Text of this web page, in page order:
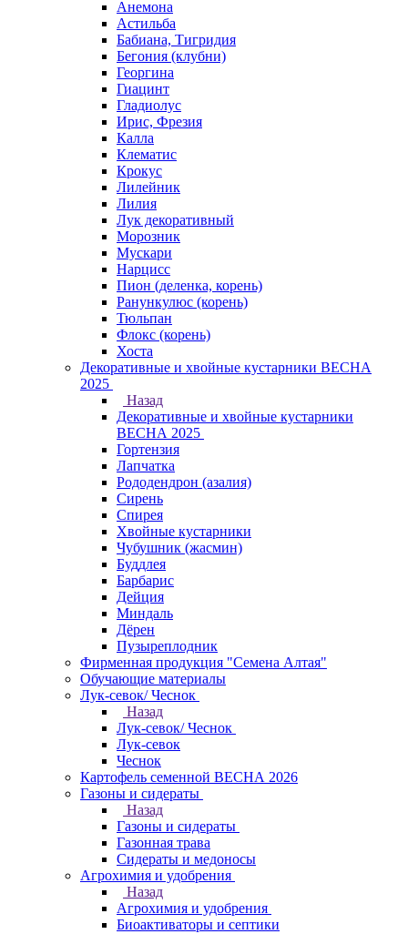
Анемона
Астильба
Бабиана, Тигридия
Бегония (клубни)
Георгина
Гиацинт
Гладиолус
Ирис, Фрезия
Калла
Клематис
Крокус
Лилейник
Лилия
Лук декоративный
Морозник
Мускари
Нарцисс
Пион (деленка, корень)
Ранункулюс (корень)
Тюльпан
Флокс (корень)
Хоста
Декоративные и хвойные кустарники ВЕСНА
2025
Назад
Декоративные и хвойные кустарники
ВЕСНА 2025
Гортензия
Лапчатка
Рододендрон (азалия)
Сирень
Спирея
Хвойные кустарники
Чубушник (жасмин)
Буддлея
Барбарис
Дейция
Миндаль
Дёрен
Пузыреплодник
Фирменная продукция "Семена Алтая"
Обучающие материалы
Лук-севок/ Чеснок
Назад
Лук-севок/ Чеснок
Лук-севок
Чеснок
Картофель семенной ВЕСНА 2026
Газоны и сидераты
Назад
Газоны и сидераты
Газонная трава
Сидераты и медоносы
Агрохимия и удобрения
Назад
Агрохимия и удобрения
Биоактиваторы и септики